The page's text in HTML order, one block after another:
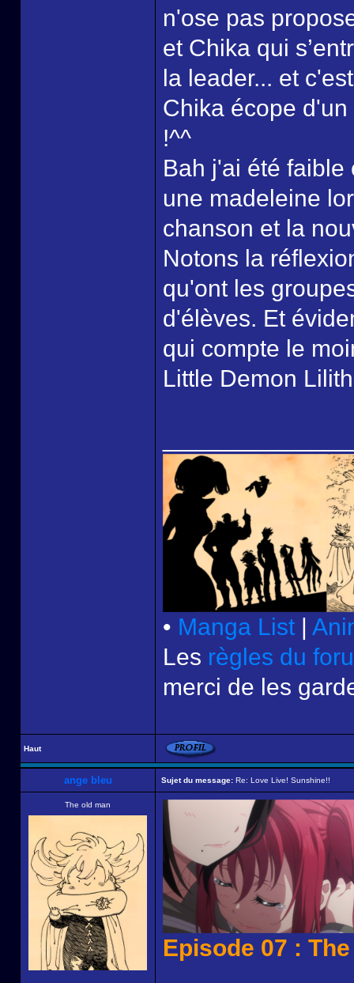
n'ose pas
et Chika qui
la leader... et
Chika écope
!^^
Bah j'ai été
une madeleine
chanson et la
Notons la
qu'ont les
d'élèves. Et
qui compte le
Little Demon
• Manga List |
Les règles du
merci de les
Haut
ange bleu Sujet du message: Re: Love Live! Sunshine!!
The old man
Episode 07 :